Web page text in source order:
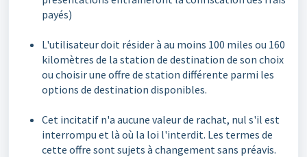
payés)
L'utilisateur doit résider à au moins 100 miles ou 160
kilomètres de la station de destination de son choix
ou choisir une offre de station différente parmi les
options de destination disponibles.
Cet incitatif n'a aucune valeur de rachat, nul s'il est
interrompu et là où la loi l'interdit. Les termes de
cette offre sont sujets à changement sans préavis.